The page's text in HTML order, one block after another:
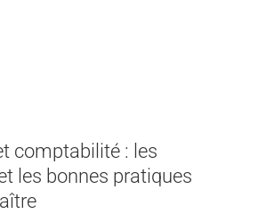
comptabilité : les
les bonnes pratiques